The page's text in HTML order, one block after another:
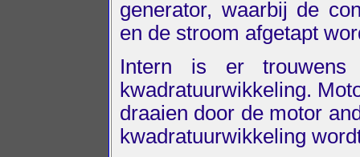
generator, waarbij de
en de stroom afgetapt
Intern is er
kwadratuurwikkeling.
draaien door de motor
kwadratuurwikkeling